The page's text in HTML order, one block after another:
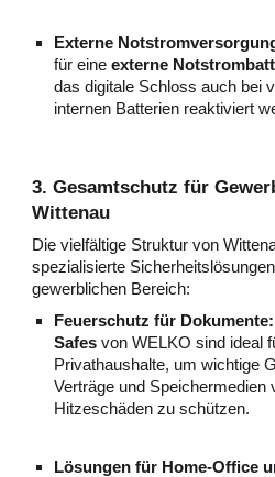
Externe
für eineexterne
das digitale Schloss auch bei
internen Batterien reaktiviert
3. Gesamtschutz für
Wittenau
Die vielfältige Struktur von
spezialisierte
gewerblichen Bereich:
Feuerschutz für Dokumente:
Safes von WELKO sind ideal
Privathaushalte, um wichtige
Verträge und Speichermedien
Hitzeschäden zu schützen.
Lösungen für Home-Office